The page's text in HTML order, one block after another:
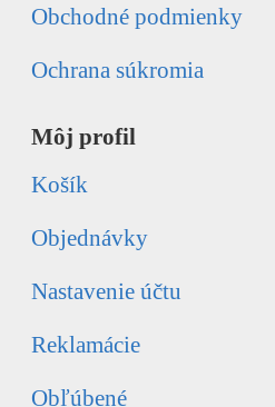
Obchodné podmienky
Ochrana súkromia
Môj profil
Košík
Objednávky
Nastavenie účtu
Reklamácie
Obľúbené